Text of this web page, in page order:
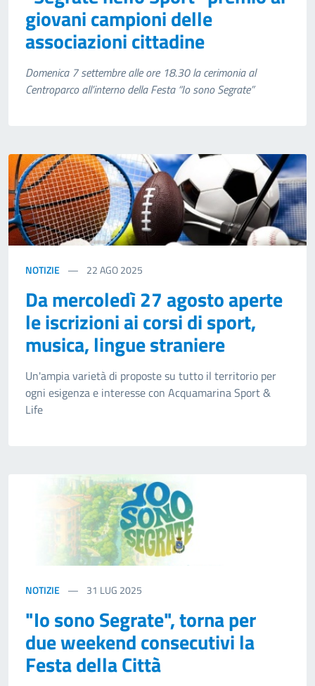
giovani campioni delle
associazioni cittadine
Domenica 7 settembre alle ore 18.30 la cerimonia al
Centroparco all’interno della Festa “Io sono Segrate”
NOTIZIE 22AGO 2025
Da mercoledì 27 agosto aperte
le iscrizioni ai corsi di sport,
musica, lingue straniere
Un'ampia varietà di proposte su tutto il territorio per
ogni esigenza e interesse con Acquamarina Sport &
Life
NOTIZIE 31 LUG 2025
"Io sono Segrate", torna per
due weekend consecutivi la
Festa della Città